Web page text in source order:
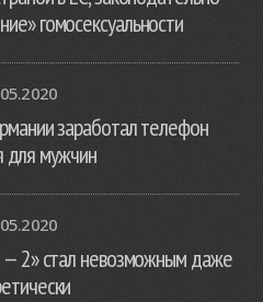
гомосексуальности
заработал телефон
для мужчин
— 2» стал невозможным даже